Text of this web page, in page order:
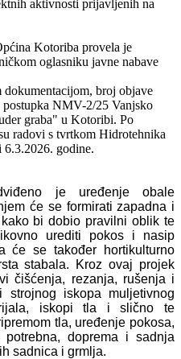
aktivnosti prijavljenih na
Kotoriba provela je
oglasniku javne nabave
dokumentacijom, broj objave
NMV-2/25 Vanjsko
graba" u Kotoribi. Po
radovi s tvrtkom Hidrotehnika
godine.
je uređenje obale
će se formirati zapadna i
bi dobio pravilni oblik te
urediti pokos i nasip
će se također hortikulturno
stabala. Kroz ovaj projek
čišćenja, rezanja, rušenja i
strojnog iskopa muljetivnog
iskopi tla i slično te
tla, uređenje pokosa,
doprema i sadnja
sadnica i grmlja.